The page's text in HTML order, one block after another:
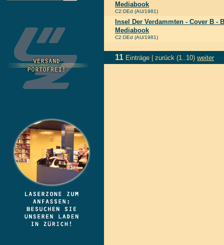
Mediabook
C2:DEd (AU/1981)
Insel Der Verdammten - Cover B -
Mediabook
C2:DEd (AU/1981)
11 Einträge | zurück (1..10) weiter